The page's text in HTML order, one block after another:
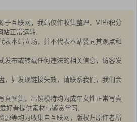
于互联网，我站仅作收集整理，VIP/积分
站正常运转;
表本站立场，并不代表本站赞同其观点和
发布或转载任何违法的相关信息，访客发
，如发现链接失效，请联系我们，我们会
真图集，出镜模特均为成年女性正常写真
好者提供素材与鉴赏学习;
源等均为收集自互联网，版权归原作者所